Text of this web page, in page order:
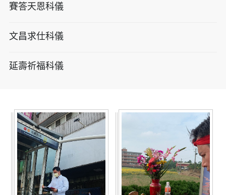
賽答天恩科儀
文昌求仕科儀
延壽祈福科儀